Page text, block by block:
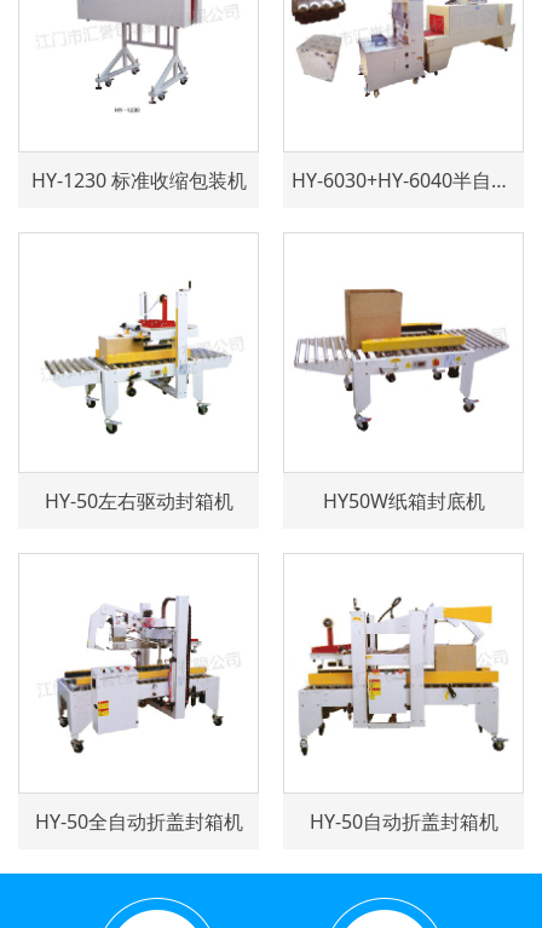
HY-1230 标准收缩包装机 HY-6030+HY-6040半自动袖口式封切收缩包装机
HY-50左右驱动封箱机 HY50W纸箱封底机
HY-50全自动折盖封箱机 HY-50自动折盖封箱机